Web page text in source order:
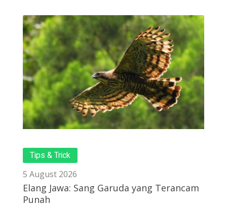
Tips & Trick
5 August 2026
Elang Jawa: Sang Garuda yang Terancam
Punah